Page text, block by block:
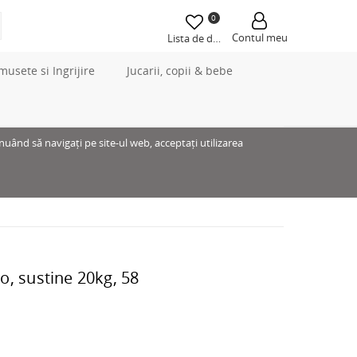
0
Lista de dorințeContul meu
si Ingrijire Jucarii, copii & bebe
să navigați pe site-ul web, acceptați utilizarea
sustine 20kg, 58